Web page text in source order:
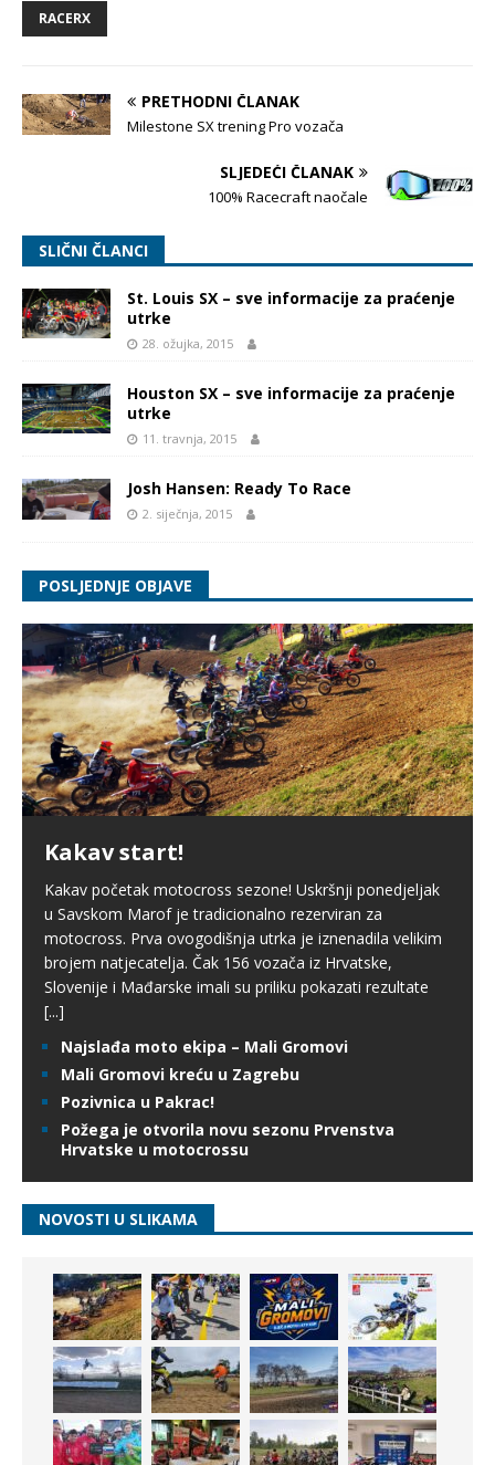
RACERX
PRETHODNI ČLANAK
Milestone SX trening Pro vozača
SLJEDEĆI ČLANAK
100% Racecraft naočale
SLIČNI ČLANCI
St. Louis SX – sve informacije za praćenje
utrke
28. ožujka, 2015
Houston SX – sve informacije za praćenje
utrke
11. travnja, 2015
Josh Hansen: Ready To Race
2. siječnja, 2015
POSLJEDNJE OBJAVE
Kakav start!
Kakav početak motocross sezone! Uskršnji ponedjeljak
u Savskom Marof je tradicionalno rezerviran za
motocross. Prva ovogodišnja utrka je iznenadila velikim
brojem natjecatelja. Čak 156 vozača iz Hrvatske,
Slovenije i Mađarske imali su priliku pokazati rezultate
[...]
Najslađa moto ekipa – Mali Gromovi
Mali Gromovi kreću u Zagrebu
Pozivnica u Pakrac!
Požega je otvorila novu sezonu Prvenstva
Hrvatske u motocrossu
NOVOSTI U SLIKAMA